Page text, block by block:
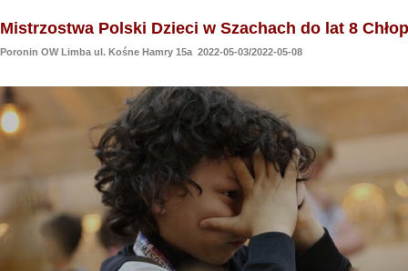
Mistrzostwa Polski Dzieci w Szachach do lat 8
Poronin OW Limba ul. Kośne Hamry 15a 2022-05-03/2022-05-08